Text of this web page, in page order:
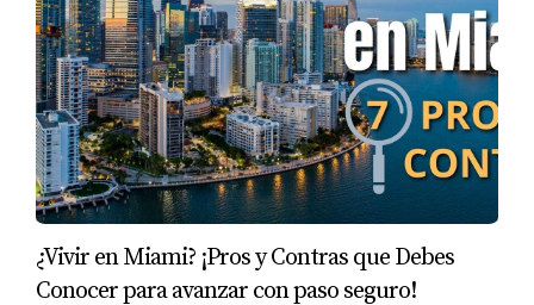
Uno de los mayores riesgos para el inversionista
extranjero es este:
❌ mala administración
❌ mantenimiento deficiente
❌ fondos del edificio mal manejados
❌ gastos inesperados
❌ deterioro acelerado
¿Por qué?
¿Vivir en Miami? ¡Pros y Contras que Debes
Conocer para avanzar con paso seguro!